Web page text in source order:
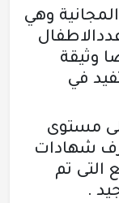
وهي
وثيقة
في
600 طفل على مستوى
شهادات
التى تم
.